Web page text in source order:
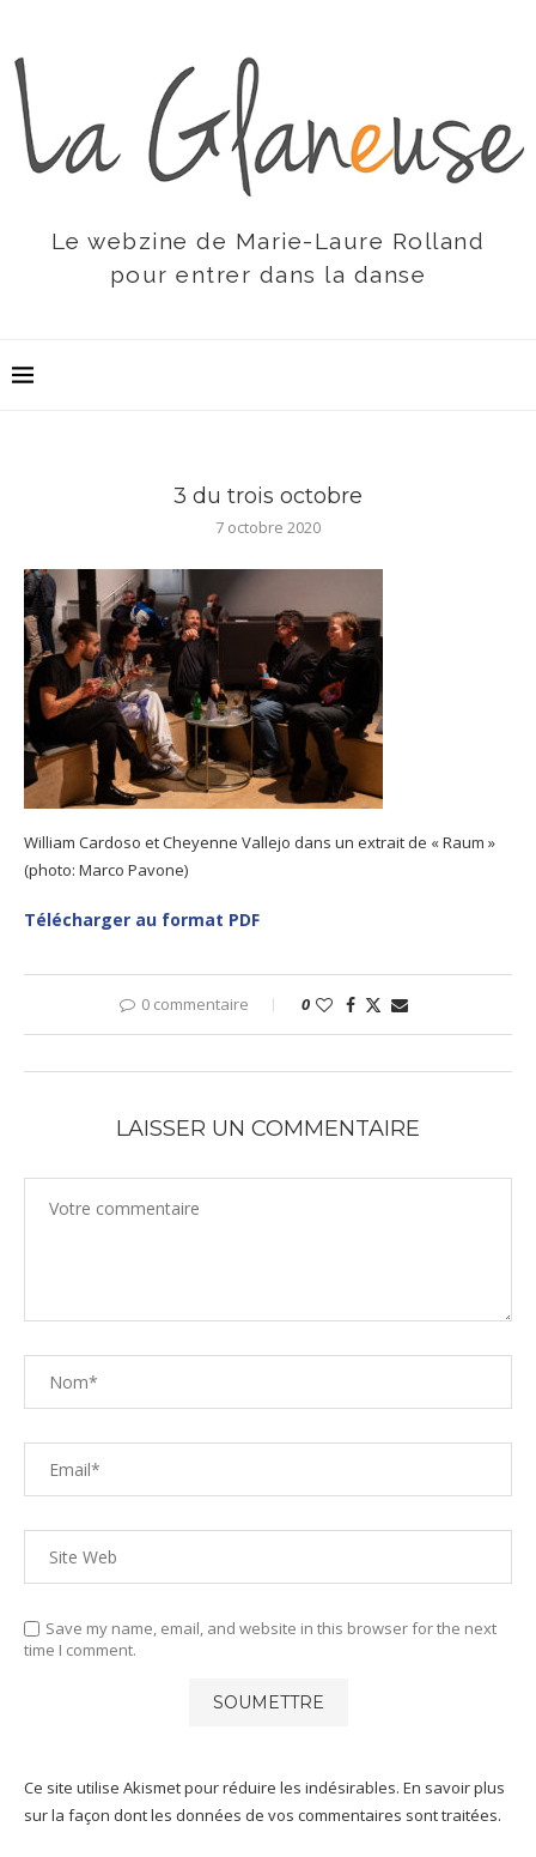
Le webzine de Marie-Laure Rolland
pour entrer dans la danse
3 du trois octobre
7 octobre 2020
William Cardoso et Cheyenne Vallejo dans un extrait de « Raum »
(photo: Marco Pavone)
Télécharger au format PDF
0 commentaire 0
LAISSER UN COMMENTAIRE
Save my name, email, and website in this browser for the next
time I comment.
Ce site utilise Akismet pour réduire les indésirables. En savoir plus
sur la façon dont les données de vos commentaires sont traitées.